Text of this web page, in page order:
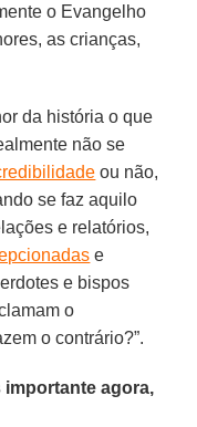
o Evangelho
as crianças,
da história o que
não se
ou não,
se faz aquilo
e relatórios,
e
e bispos
o
o contrário?”.
importante agora,